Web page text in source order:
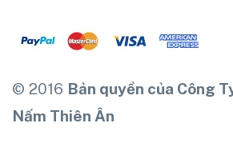
© 2016 Bản quyền của Công
Nấm Thiên Ân